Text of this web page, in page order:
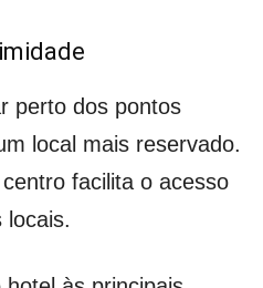
perto dos pontos
local mais reservado.
facilita o acesso
locais.